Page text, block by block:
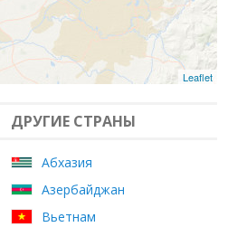
Leaflet
ДРУГИЕ СТРАНЫ
Абхазия
Азербайджан
Вьетнам